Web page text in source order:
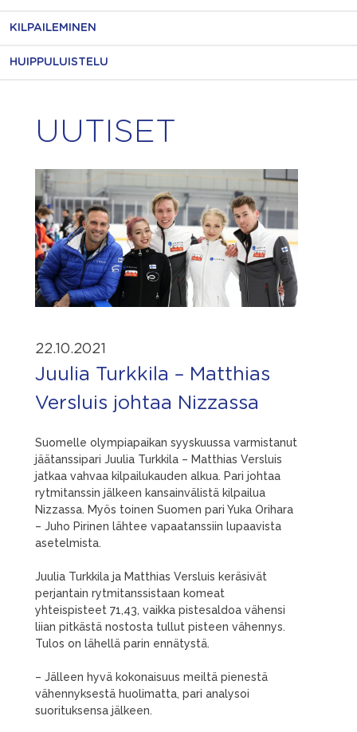
KILPAILEMINEN
HUIPPULUISTELU
UUTISET
22.10.2021
Juulia Turkkila – Matthias
Versluis johtaa Nizzassa
Suomelle olympiapaikan syyskuussa varmistanut
jäätanssipari Juulia Turkkila – Matthias Versluis
jatkaa vahvaa kilpailukauden alkua. Pari johtaa
rytmitanssin jälkeen kansainvälistä kilpailua
Nizzassa. Myös toinen Suomen pari Yuka Orihara
– Juho Pirinen lähtee vapaatanssiin lupaavista
asetelmista.
Juulia Turkkila ja Matthias Versluis keräsivät
perjantain rytmitanssistaan komeat
yhteispisteet 71,43, vaikka pistesaldoa vähensi
liian pitkästä nostosta tullut pisteen vähennys.
Tulos on lähellä parin ennätystä.
– Jälleen hyvä kokonaisuus meiltä pienestä
vähennyksestä huolimatta, pari analysoi
suorituksensa jälkeen.